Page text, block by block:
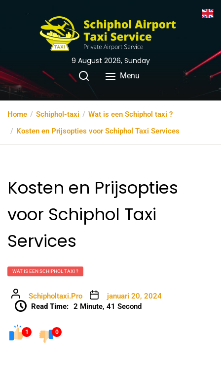
9 August 2026, Sunday
Menu
Home Schiphol-taxi
Wat is een Schiphol taxi ?
Kosten en Prijsopties voor Schiphol Taxi Services
Kosten en Prijsopties
voor Schiphol Taxi
Services
WAT IS EEN SCHIPHOL TAXI ?
Schipholtaxi.Pro
januari 20, 2024
Read Time: 2 Minute, 41 Second
1 0